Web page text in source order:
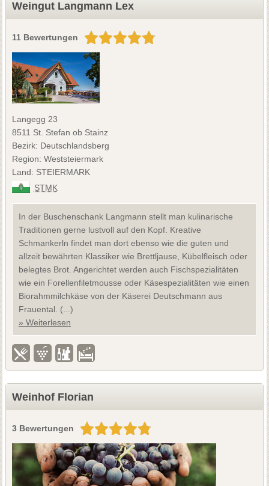
Weingut Langmann Lex
11 Bewertungen
Langegg 23
8511 St. Stefan ob Stainz
Bezirk: Deutschlandsberg
Region: Weststeiermark
Land: STEIERMARK
STMK
In der Buschenschank Langmann stellt man kulinarische
Traditionen gerne lustvoll auf den Kopf. Kreative
Schmankerln findet man dort ebenso wie die guten und
allzeit bewährten Klassiker wie Brettljause, Kübelfleisch oder
belegtes Brot. Angerichtet werden auch Fischspezialitäten
wie ein Forellenfiletmousse oder Käsespezialitäten wie einen
Biorahmmilchkäse von der Käserei Deutschmann aus
Frauental. (...)
» Weiterlesen
Weinhof Florian
3 Bewertungen